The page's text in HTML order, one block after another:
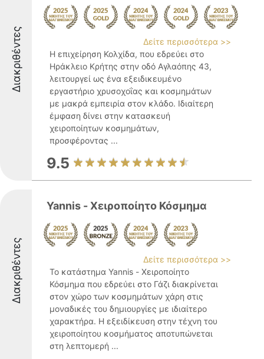
Διακριθέντες
Δείτε περισσότερα >>
Η επιχείρηση Κολχίδα, που εδρεύει στο
Ηράκλειο Κρήτης στην οδό Αγλαόπης 43,
λειτουργεί ως ένα εξειδικευμένο
εργαστήριο χρυσοχοΐας και κοσμημάτων
με μακρά εμπειρία στον κλάδο. Ιδιαίτερη
έμφαση δίνει στην κατασκευή
χειροποίητων κοσμημάτων,
προσφέροντας ...
9.5
Διακριθέντες
Yannis - Χειροποίητο Κόσμημα
Δείτε περισσότερα >>
Το κατάστημα Yannis - Χειροποίητο
Κόσμημα που εδρεύει στο Γάζι διακρίνεται
στον χώρο των κοσμημάτων χάρη στις
μοναδικές του δημιουργίες με ιδιαίτερο
χαρακτήρα. Η εξειδίκευση στην τέχνη του
χειροποίητου κοσμήματος αποτυπώνεται
στη λεπτομερή ...